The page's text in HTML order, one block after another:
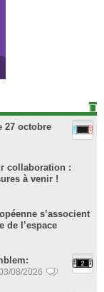
27 octobre
collaboration :
à venir !
s’associent
de l’espace
08/2026